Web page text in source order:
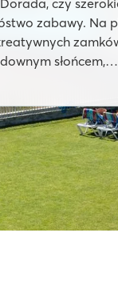
zabawy. Na
słońcem,
z oferty Roan i